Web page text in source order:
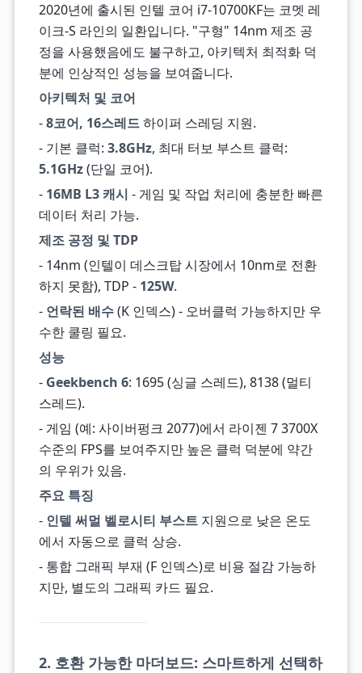
2020년에 출시된 인텔 코어 i7-10700KF는 코멧 레
이크-S 라인의 일환입니다. "구형" 14nm 제조 공
정을 사용했음에도 불구하고, 아키텍처 최적화 덕
분에 인상적인 성능을 보여줍니다.
아키텍처 및 코어
-8코어, 16스레드하이퍼 스레딩 지원.
- 기본 클럭: 3.8GHz, 최대 터보 부스트 클럭:
5.1GHz(단일 코어).
- 16MB L3 캐시 - 게임 및 작업 처리에 충분한 빠른
데이터 처리 가능.
제조 공정 및 TDP
- 14nm (인텔이 데스크탑 시장에서 10nm로 전환
하지 못함), TDP - 125W.
- 언락된 배수(K 인덱스) - 오버클럭 가능하지만 우
수한 쿨링 필요.
성능
- Geekbench 6: 1695 (싱글 스레드), 8138 (멀티
스레드).
- 게임 (예: 사이버펑크 2077)에서 라이젠 7 3700X
수준의 FPS를 보여주지만 높은 클럭 덕분에 약간
의 우위가 있음.
주요 특징
- 인텔 써멀 벨로시티 부스트지원으로 낮은 온도
에서 자동으로 클럭 상승.
- 통합 그래픽 부재 (F 인덱스)로 비용 절감 가능하
지만, 별도의 그래픽 카드 필요.
2. 호환 가능한 마더보드: 스마트하게 선택하